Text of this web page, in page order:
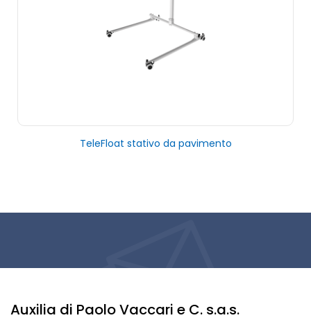
TeleFloat stativo da pavimento
Auxilia di Paolo Vaccari e C. s.a.s.